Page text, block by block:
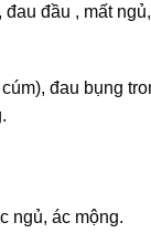
đầu , mất
đau bụng
ngủ, ác mộng.